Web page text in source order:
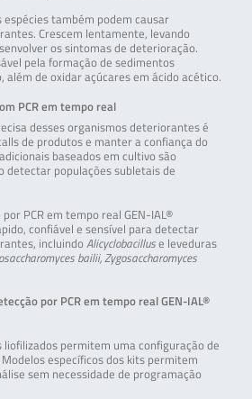
espécies também podem causar
Crescem lentamente, levando
os sintomas de deterioração.
pela formação de sedimentos
além de oxidar açúcares em ácido acético.
PCR em tempo real
desses organismos deteriorantes é
de produtos e manter a confiança do
baseados em cultivo são
detectar populações subletais de
PCR em tempo real GEN-IAL®
confiável e sensível para detectar
incluindoAlicyclobacilluse leveduras
bailii, Zygosaccharomyces
por PCR em tempo real GEN-IAL®
liofilizados permitem uma configuração de
específicos dos kits permitem
sem necessidade de programação